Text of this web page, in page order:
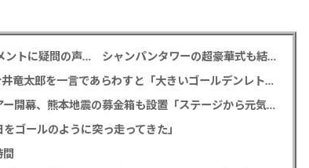
元TBS 山本里菜アナ 「感覚がわからない」離婚コメントに疑問の声… シャンパンタワーの超豪華式も結婚生活は4年半で終止符
M!LK 曽野舜太 「仮面ライダーゼッツ」初共演の今井竜太郎を一言であらわすと「大きいゴールデンレトリバー
堂本光一＆井上芳雄 帝劇の名曲を歌うアリーナツアー開幕、熊本地震の募金箱も設置「ステージから元気を届けられる形になれば」
ゴールのように突っ走ってきた」